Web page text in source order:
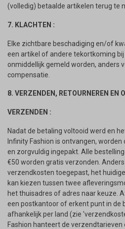
(volledig) betaalde artikelen terug te
7. KLACHTEN :
Elke zichtbare beschadiging en/of
een artikel of andere tekortkoming
onmiddellijk gemeld worden, anders
compensatie.
8. VERZENDEN, RETOURNEREN EN
VERZENDEN :
Nadat de betaling voltooid werd en
Infinity Fashion is ontvangen,
en zorgvuldig ingepakt. Alle
€50 worden gratis verzonden.
verzendkosten toegepast, het
kan kiezen tussen twee
het thuisadres of adres naar keuze.
een postkantoor of erkent punt in de
afhankelijk per land (zie
Fashion hanteert de verzendtarieven